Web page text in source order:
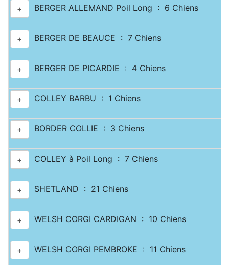
+ BERGER ALLEMAND Poil Long : 6 Chiens
+ BERGER DE BEAUCE : 7 Chiens
+ BERGER DE PICARDIE : 4 Chiens
+ COLLEY BARBU : 1 Chiens
+ BORDER COLLIE : 3 Chiens
+ COLLEY à Poil Long : 7 Chiens
+ SHETLAND : 21 Chiens
+ WELSH CORGI CARDIGAN : 10 Chiens
+ WELSH CORGI PEMBROKE : 11 Chiens